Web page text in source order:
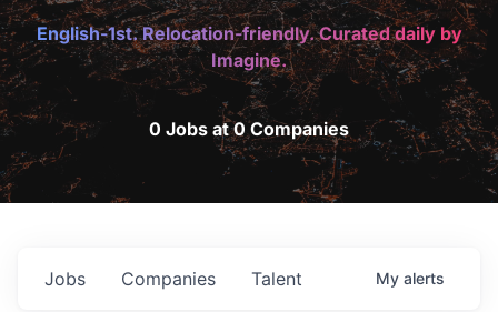
English-1st. Relocation-friendly. Curated daily by
Imagine.
0 Jobs at 0 Companies
Jobs Companies Talent My alerts